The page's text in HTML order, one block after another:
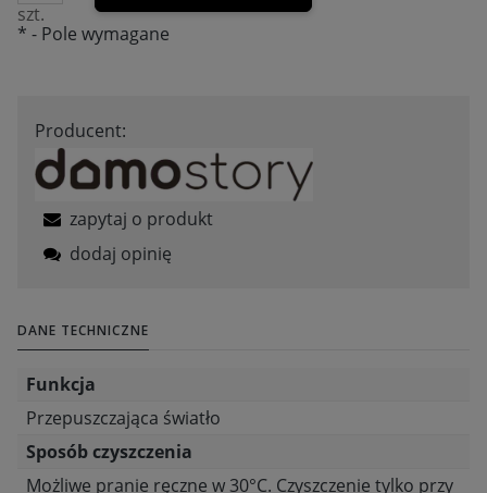
szt.
* - Pole wymagane
Producent:
zapytaj o produkt
dodaj opinię
DANE TECHNICZNE
Funkcja
Przepuszczająca światło
Sposób czyszczenia
Możliwe pranie ręczne w 30°C. Czyszczenie tylko przy